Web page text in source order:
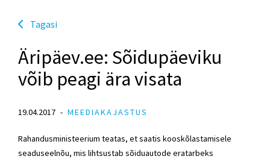
Tagasi
Äripäev.ee: Sõidupäeviku
võib peagi ära visata
19.04.2017 MEEDIAKAJASTUS
Rahandusministeerium teatas, et saatis kooskõlastamisele
seaduseelnõu, mis lihtsustab sõiduautode eratarbeks